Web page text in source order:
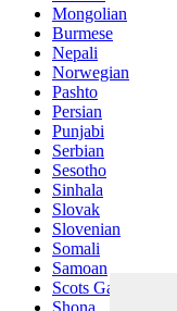
Mongolian
Burmese
Nepali
Norwegian
Pashto
Persian
Punjabi
Serbian
Sesotho
Sinhala
Slovak
Slovenian
Somali
Samoan
Scots Gaelic